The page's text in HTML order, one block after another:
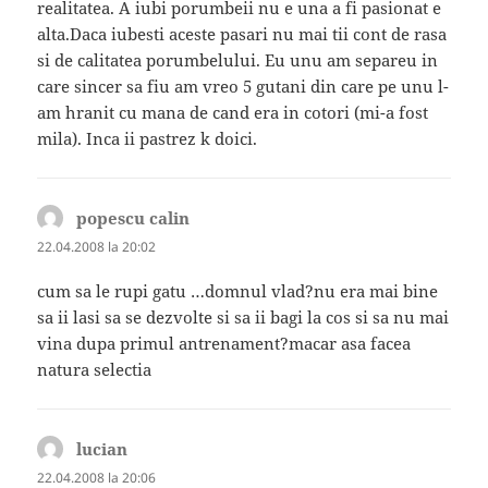
realitatea. A iubi porumbeii nu e una a fi pasionat e
alta.Daca iubesti aceste pasari nu mai tii cont de rasa
si de calitatea porumbelului. Eu unu am separeu in
care sincer sa fiu am vreo 5 gutani din care pe unu l-
am hranit cu mana de cand era in cotori (mi-a fost
mila). Inca ii pastrez k doici.
popescu calin
22.04.2008 la 20:02
cum sa le rupi gatu …domnul vlad?nu era mai bine
sa ii lasi sa se dezvolte si sa ii bagi la cos si sa nu mai
vina dupa primul antrenament?macar asa facea
natura selectia
lucian
22.04.2008 la 20:06